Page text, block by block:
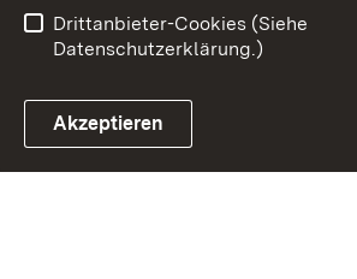
Drittanbieter-Cookies (Siehe
Datenschutzerklärung.)
Akzeptieren